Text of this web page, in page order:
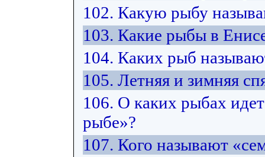
102. Какую рыбу
103. Какие рыбы в
104. Каких рыб
105. Летняя и зимняя
106. О каких рыбах
рыбе»?
107. Кого называют